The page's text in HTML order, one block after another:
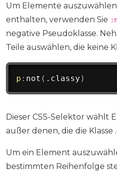
Um Elemente
enthalten, verwenden Sie
negative Pseudoklasse.
Teile auswählen, die keine
p : not ( .classy )
Dieser CSS-Selektor wählt
außer denen, die die Klasse
Um ein Element
bestimmten Reihenfolge